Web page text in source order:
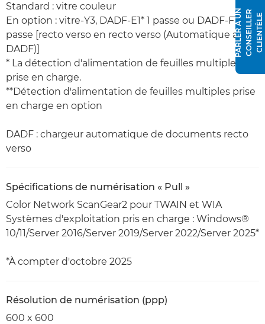
Standard : vitre couleur
En option : vitre-Y3, DADF-E1* 1 passe ou DADF-F1** 1
passe [recto verso en recto verso (Automatique avec
DADF)]
* La détection d'alimentation de feuilles multiples est
prise en charge.
**Détection d'alimentation de feuilles multiples prise
en charge en option
DADF : chargeur automatique de documents recto
verso
Spécifications de numérisation « Pull »
Color Network ScanGear2 pour TWAIN et WIA
Systèmes d'exploitation pris en charge : Windows®
10/11/Server 2016/Server 2019/Server 2022/Server 2025*
*À compter d'octobre 2025
Résolution de numérisation (ppp)
600 x 600
P
A
R
L
E
R
À U
N
C
O
N
S
E
I
L
L
E
R
C
L
I
E
N
T
È
L E